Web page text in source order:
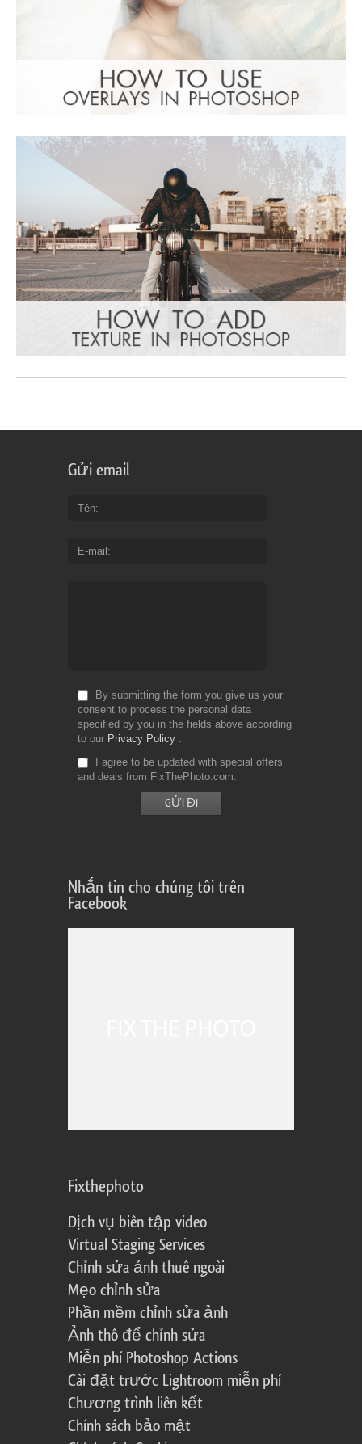
Gửi email
Tên
E-mail
By submitting the form you give us your
consent to process the personal data
specified by you in the fields above according
to our Privacy Policy
I agree to be updated with special offers
and deals from FixThePhoto.com
Nhắn tin cho chúng tôi trên
Facebook
Fixthephoto
Dịch vụ biên tập video
Virtual Staging Services
Chỉnh sửa ảnh thuê ngoài
Mẹo chỉnh sửa
Phần mềm chỉnh sửa ảnh
Ảnh thô để chỉnh sửa
Miễn phí Photoshop Actions
Cài đặt trước Lightroom miễn phí
Chương trình liên kết
Chính sách bảo mật